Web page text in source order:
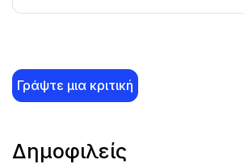
Γράψτε μια κριτική
Δημοφιλείς